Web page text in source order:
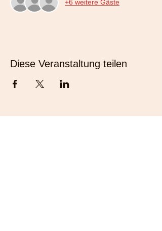
+6 weitere Gäste
Diese Veranstaltung teilen